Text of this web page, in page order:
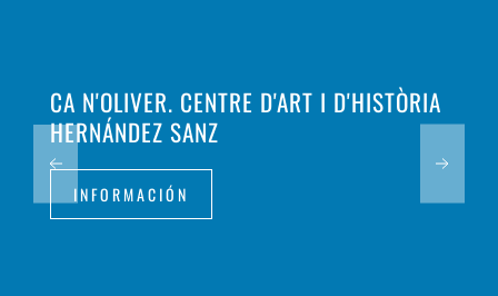
CA N'OLIVER. CENTRE D'ART I D'HISTÒRIA
HERNÁNDEZ SANZ
INFORMACIÓN